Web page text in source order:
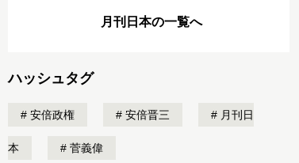
月刊日本の一覧へ
ハッシュタグ
安倍政権 安倍晋三 月刊日
本 菅義偉